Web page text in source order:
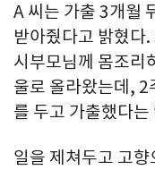
A 씨는 가출 3개월
받아줬다고 밝혔다
시부모님께 몸조리
울로 올라왔는데, 2
를 두고 가출했다
일을 제쳐두고 고